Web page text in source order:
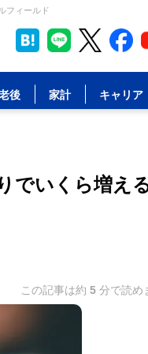
フィールド
後 家計 キャリア
でいくら増え
この記事は約 5 分で読め